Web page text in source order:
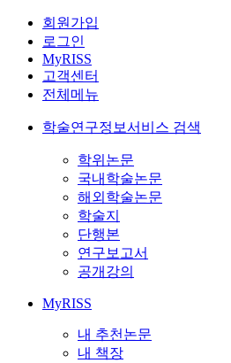
회원가입
로그인
MyRISS
고객센터
전체메뉴
학술연구정보서비스 검색
학위논문
국내학술논문
해외학술논문
학술지
단행본
연구보고서
공개강의
MyRISS
내 추천논문
내 책장